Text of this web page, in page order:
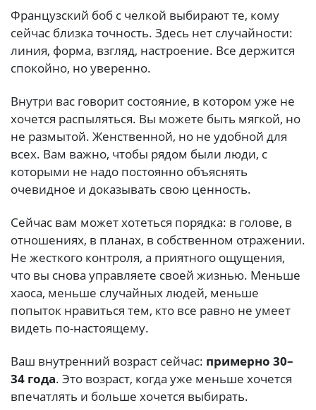
Французский боб с челкой выбирают те, кому
сейчас близка точность. Здесь нет случайности:
линия, форма, взгляд, настроение. Все держится
спокойно, но уверенно.
Внутри вас говорит состояние, в котором уже не
хочется распыляться. Вы можете быть мягкой, но
не размытой. Женственной, но не удобной для
всех. Вам важно, чтобы рядом были люди, с
которыми не надо постоянно объяснять
очевидное и доказывать свою ценность.
Сейчас вам может хотеться порядка: в голове, в
отношениях, в планах, в собственном отражении.
Не жесткого контроля, а приятного ощущения,
что вы снова управляете своей жизнью. Меньше
хаоса, меньше случайных людей, меньше
попыток нравиться тем, кто все равно не умеет
видеть по-настоящему.
Ваш внутренний возраст сейчас: примерно 30–
34 года. Это возраст, когда уже меньше хочется
впечатлять и больше хочется выбирать.